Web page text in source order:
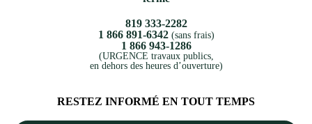
819 333-2282
1 866 891-6342(sans frais)
1 866 943-1286
(URGENCE travaux publics,
en dehors des heures d’ouverture)
RESTEZ INFORMÉ EN TOUT TEMPS